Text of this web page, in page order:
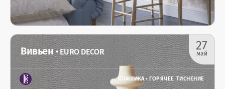
27
май
Вивьен• EURO DECOR
КЛАССИКА •ГОРЯЧЕЕ ТИСНЕНИЕ